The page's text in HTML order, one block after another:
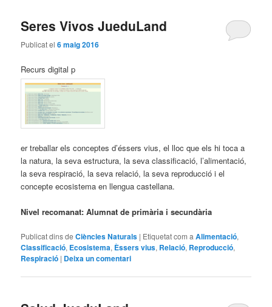
Seres Vivos JueduLand
Publicat el6 maig 2016
Recurs digital p
er treballar els conceptes d’éssers vius, el lloc que els hi toca a
la natura, la seva estructura, la seva classificació, l’alimentació,
la seva respiració, la seva relació, la seva reproducció i el
concepte ecosistema en llengua castellana.
Nivel recomanat: Alumnat de primària i secundària
Publicat dins de Ciències Naturals | Etiquetat com a Alimentació,
Classificació, Ecosistema, Èssers vius, Relació, Reproducció,
Respiració | Deixa un comentari